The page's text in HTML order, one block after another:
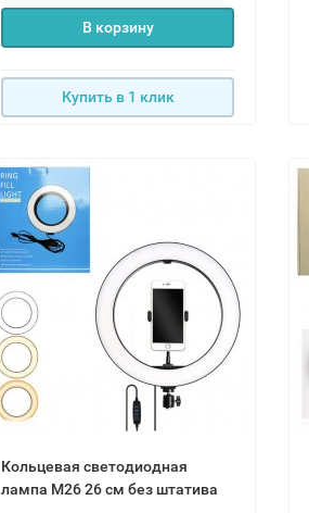
В корзину
Купить в 1 клик
Кольцевая светодиодная
лампа M26 26 см без штатива